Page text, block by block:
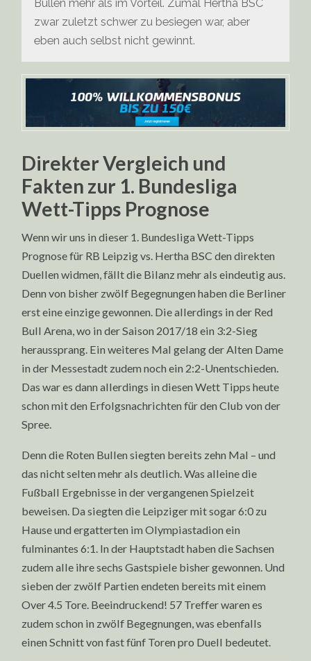
Bullen mehr als im Vorteil. Zumal Hertha BSC
zwar zuletzt schwer zu besiegen war, aber
eben auch selbst nicht gewinnt.
Direkter Vergleich und
Fakten zur 1. Bundesliga
Wett-Tipps Prognose
Wenn wir uns in dieser 1. Bundesliga Wett-Tipps
Prognose für RB Leipzig vs. Hertha BSC den direkten
Duellen widmen, fällt die Bilanz mehr als eindeutig aus.
Denn von bisher zwölf Begegnungen haben die Berliner
erst eine einzige gewonnen. Die allerdings in der Red
Bull Arena, wo in der Saison 2017/18 ein 3:2-Sieg
heraussprang. Ein weiteres Mal gelang der Alten Dame
in der Messestadt zudem noch ein 2:2-Unentschieden.
Das war es dann allerdings in diesen Wett Tipps heute
schon mit den Erfolgsnachrichten für den Club von der
Spree.
Denn die Roten Bullen siegten bereits zehn Mal – und
das nicht selten mehr als deutlich. Was alleine die
Fußball Ergebnisse in der vergangenen Spielzeit
beweisen. Da siegten die Leipziger mit sogar 6:0 zu
Hause und ergatterten im Olympiastadion ein
fulminantes 6:1. In der Hauptstadt haben die Sachsen
zudem alle ihre sechs Gastspiele bisher gewonnen. Und
sieben der zwölf Partien endeten bereits mit einem
Over 4.5 Tore. Beeindruckend! 57 Treffer waren es
zudem schon in zwölf Begegnungen, was ebenfalls
einen Schnitt von fast fünf Toren pro Duell bedeutet.